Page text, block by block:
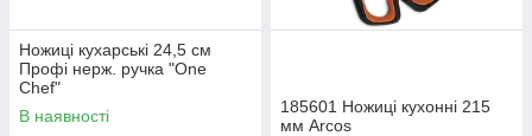
Ножиці кухарські 24,5 см
Профі нерж. ручка "One
Chef"
В наявності
185601 Ножиці кухонні 215
мм Arcos